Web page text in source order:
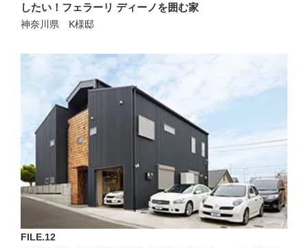
したい！フェラーリ ディーノを囲む家
神奈川県 K様邸
FILE.12